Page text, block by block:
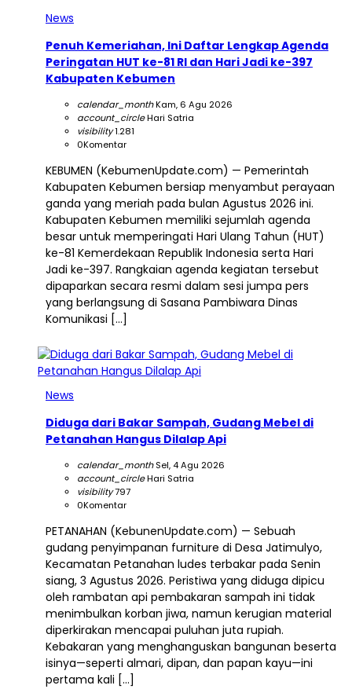
News
Penuh Kemeriahan, Ini Daftar Lengkap Agenda
Peringatan HUT ke-81 RI dan Hari Jadi ke-397
Kabupaten Kebumen
calendar_monthKam, 6 Agu 2026
account_circleHari Satria
visibility1.281
0Komentar
KEBUMEN (KebumenUpdate.com) — Pemerintah
Kabupaten Kebumen bersiap menyambut perayaan
ganda yang meriah pada bulan Agustus 2026 ini.
Kabupaten Kebumen memiliki sejumlah agenda
besar untuk memperingati Hari Ulang Tahun (HUT)
ke-81 Kemerdekaan Republik Indonesia serta Hari
Jadi ke-397. Rangkaian agenda kegiatan tersebut
dipaparkan secara resmi dalam sesi jumpa pers
yang berlangsung di Sasana Pambiwara Dinas
Komunikasi […]
News
Diduga dari Bakar Sampah, Gudang Mebel di
Petanahan Hangus Dilalap Api
calendar_monthSel, 4 Agu 2026
account_circleHari Satria
visibility797
0Komentar
PETANAHAN (KebunenUpdate.com) — Sebuah
gudang penyimpanan furniture di Desa Jatimulyo,
Kecamatan Petanahan ludes terbakar pada Senin
siang, 3 Agustus 2026. Peristiwa yang diduga dipicu
oleh rambatan api pembakaran sampah ini tidak
menimbulkan korban jiwa, namun kerugian material
diperkirakan mencapai puluhan juta rupiah.
Kebakaran yang menghanguskan bangunan beserta
isinya—seperti almari, dipan, dan papan kayu—ini
pertama kali […]